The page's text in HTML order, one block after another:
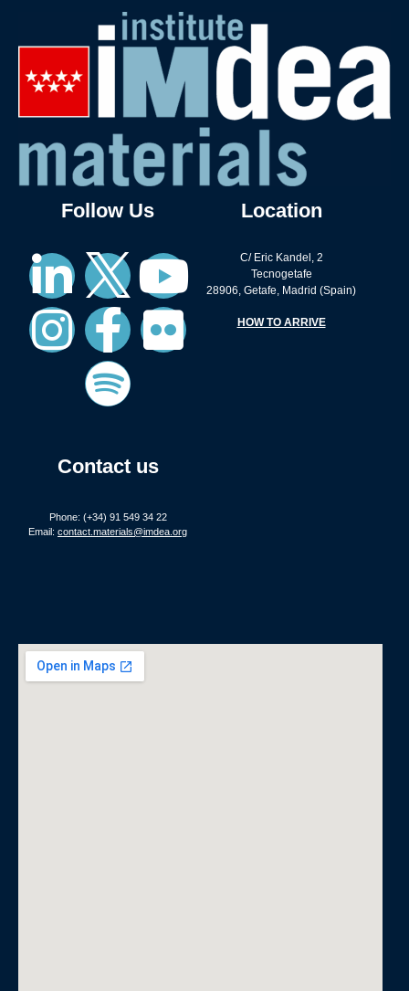
Follow Us
Contact us
Phone: (+34) 91 549 34 22
Email: contact.materials@imdea.org
Location
C/ Eric Kandel, 2
Tecnogetafe
28906, Getafe, Madrid (Spain)
HOW TO ARRIVE